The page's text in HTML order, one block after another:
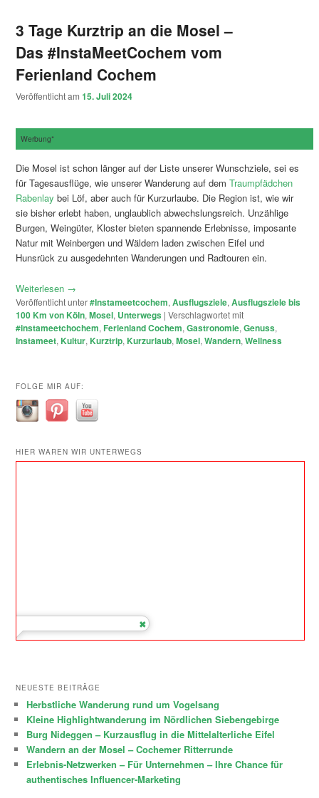
3 Tage Kurztrip an die Mosel –
Das #InstaMeetCochem vom
Ferienland Cochem
Veröffentlicht am15. Juli 2024
Werbung*
Die Mosel ist schon länger auf der Liste unserer Wunschziele, sei es
für Tagesausflüge, wie unserer Wanderung auf demTraumpfädchen
Rabenlay bei Löf, aber auch für Kurzurlaube. Die Region ist, wie wir
sie bisher erlebt haben, unglaublich abwechslungsreich. Unzählige
Burgen, Weingüter, Kloster bieten spannende Erlebnisse, imposante
Natur mit Weinbergen und Wäldern laden zwischen Eifel und
Hunsrück zu ausgedehnten Wanderungen und Radtouren ein.
Weiterlesen →
Veröffentlicht unter#Instameetcochem,Ausflugsziele,Ausflugsziele bis
100 Km von Köln,Mosel, Unterwegs |Verschlagwortet mit
#instameetchochem,Ferienland Cochem,Gastronomie,Genuss,
Instameet,Kultur,Kurztrip,Kurzurlaub,Mosel,Wandern,Wellness
FOLGE MIR AUF:
HIER WAREN WIR UNTERWEGS
NEUESTE BEITRÄGE
Herbstliche Wanderung rund um Vogelsang
Kleine Highlightwanderung im Nördlichen Siebengebirge
Burg Nideggen – Kurzausflug in die Mittelalterliche Eifel
Wandern an der Mosel – Cochemer Ritterrunde
Erlebnis-Netzwerken – Für Unternehmen – Ihre Chance für
authentisches Influencer-Marketing